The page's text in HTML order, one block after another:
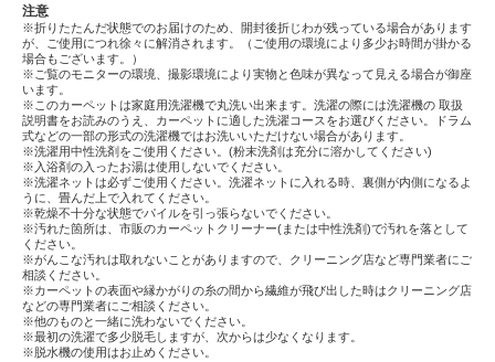
注意
※折りたたんだ状態でのお届けのため、開封後折じわが残っている場合があります
が、ご使用につれ徐々に解消されます。（ご使用の環境により多少お時間が掛かる
場合もございます。）
※ご覧のモニターの環境、撮影環境により実物と色味が異なって見える場合が御座
います。
※このカーペットは家庭用洗濯機で丸洗い出来ます。洗濯の際には洗濯機の 取扱
説明書をお読みのうえ、カーペットに適した洗濯コースをお選びください。ドラム
式などの一部の形式の洗濯機ではお洗いいただけない場合があります。
※洗濯用中性洗剤をご使用ください。(粉末洗剤は充分に溶かしてください)
※入浴剤の入ったお湯は使用しないでください。
※洗濯ネットは必ずご使用ください。洗濯ネットに入れる時、裏側が内側になるよ
うに、畳んだ上で入れてください。
※乾燥不十分な状態でパイルを引っ張らないでください。
※汚れた箇所は、市販のカーペットクリーナー(または中性洗剤)で汚れを落として
ください。
※がんこな汚れは取れないことがありますので、クリーニング店など専門業者にご
相談ください。
※カーペットの表面や縁かがりの糸の間から繊維が飛び出した時はクリーニング店
などの専門業者にご相談ください。
※他のものと一緒に洗わないでください。
※最初の洗濯で多少脱毛しますが、次からは少なくなります。
※脱水機の使用はお止めください。